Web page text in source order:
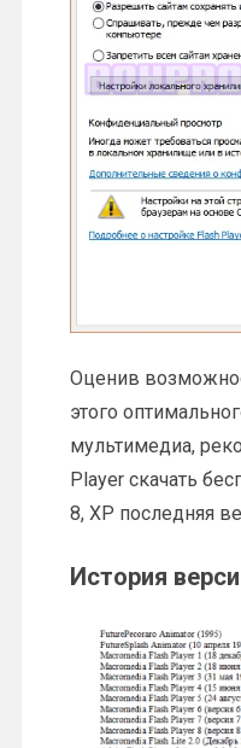
Оценив
этого
мультимедиа,
Player скачать
8, XP последняя
История